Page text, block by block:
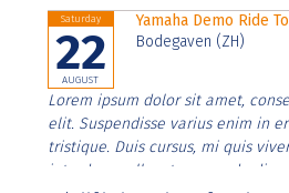
Saturday
22
AUGUST
Yamaha Demo Ride
Bodegaven (ZH)
Lorem ipsum dolor sit amet,
elit. Suspendisse varius enim in
tristique. Duis cursus, mi quis
interdum nulla, ut commodo